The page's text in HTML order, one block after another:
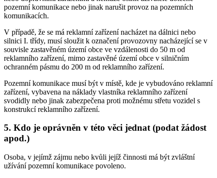
pozemní komunikace nebo jinak narušit provoz na pozemních
komunikacích.
V případě, že se má reklamní zařízení nacházet na dálnici nebo
silnici I. třídy, musí sloužit k označení provozovny nacházející se v
souvisle zastavěném území obce ve vzdálenosti do 50 m od
reklamního zařízení, mimo zastavěné území obce v silničním
ochranném pásmu do 200 m od reklamního zařízení.
Pozemní komunikace musí být v místě, kde je vybudováno reklamní
zařízení, vybavena na náklady vlastníka reklamního zařízení
svodidly nebo jinak zabezpečena proti možnému střetu vozidel s
konstrukcí reklamního zařízení.
5. Kdo je oprávněn v této věci jednat (podat žádost
apod.)
Osoba, v jejímž zájmu nebo kvůli jejíž činnosti má být zvláštní
užívání pozemní komunikace povoleno.